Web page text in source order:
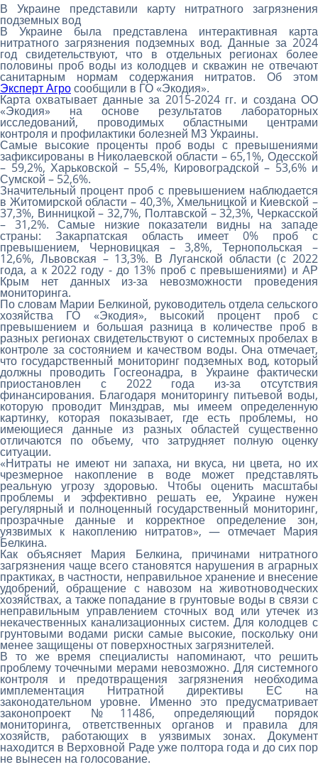
В Украине представили карту нитратного загрязнения
подземных вод
В Украине была представлена ​​интерактивная карта
нитратного загрязнения подземных вод. Данные за 2024
год свидетельствуют, что в отдельных регионах более
половины проб воды из колодцев и скважин не отвечают
санитарным нормам содержания нитратов. Об этом
Эксперт Агросообщили в ГО «Экодия».
Карта охватывает данные за 2015-2024 гг. и создана ОО
«Экодия» на основе результатов лабораторных
исследований, проводимых областными центрами
контроля и профилактики болезней МЗ Украины.
Самые высокие проценты проб воды с превышениями
зафиксированы в Николаевской области – 65,1%, Одесской
– 59,2%, Харьковской – 55,4%, Кировоградской – 53,6% и
Сумской – 52,6%.
Значительный процент проб с превышением наблюдается
в Житомирской области – 40,3%, Хмельницкой и Киевской –
37,3%, Винницкой – 32,7%, Полтавской – 32,3%, Черкасской
– 31,2%. Самые низкие показатели видны на западе
страны: Закарпатская область имеет 0% проб с
превышением, Черновицкая – 3,8%, Тернопольская –
12,6%, Львовская – 13,3%. В Луганской области (с 2022
года, а к 2022 году - до 13% проб с превышениями) и АР
Крым нет данных из-за невозможности проведения
мониторинга.
По словам Марии Белкиной, руководитель отдела сельского
хозяйства ГО «Экодия», высокий процент проб с
превышением и большая разница в количестве проб в
разных регионах свидетельствуют о системных пробелах в
контроле за состоянием и качеством воды. Она отмечает,
что государственный мониторинг подземных вод, который
должны проводить Госгеонадра, в Украине фактически
приостановлен с 2022 года из-за отсутствия
финансирования. Благодаря мониторингу питьевой воды,
которую проводит Минздрав, мы имеем определенную
картинку, которая показывает, где есть проблемы, но
имеющиеся данные из разных областей существенно
отличаются по объему, что затрудняет полную оценку
ситуации.
«Нитраты не имеют ни запаха, ни вкуса, ни цвета, но их
чрезмерное накопление в воде может представлять
реальную угрозу здоровью. Чтобы оценить масштабы
проблемы и эффективно решать ее, Украине нужен
регулярный и полноценный государственный мониторинг,
прозрачные данные и корректное определение зон,
уязвимых к накоплению нитратов», — отмечает Мария
Белкина.
Как объясняет Мария Белкина, причинами нитратного
загрязнения чаще всего становятся нарушения в аграрных
практиках, в частности, неправильное хранение и внесение
удобрений, обращение с навозом на животноводческих
хозяйствах, а также попадание в грунтовые воды в связи с
неправильным управлением сточных вод или утечек из
некачественных канализационных систем. Для колодцев с
грунтовыми водами риски самые высокие, поскольку они
менее защищены от поверхностных загрязнителей.
В то же время специалисты напоминают, что решить
проблему точечными мерами невозможно. Для системного
контроля и предотвращения загрязнения необходима
имплементация Нитратной директивы ЕС на
законодательном уровне. Именно это предусматривает
законопроект №11486, определяющий порядок
мониторинга, ответственных органов и правила для
хозяйств, работающих в уязвимых зонах. Документ
находится в Верховной Раде уже полтора года и до сих пор
не вынесен на голосование.